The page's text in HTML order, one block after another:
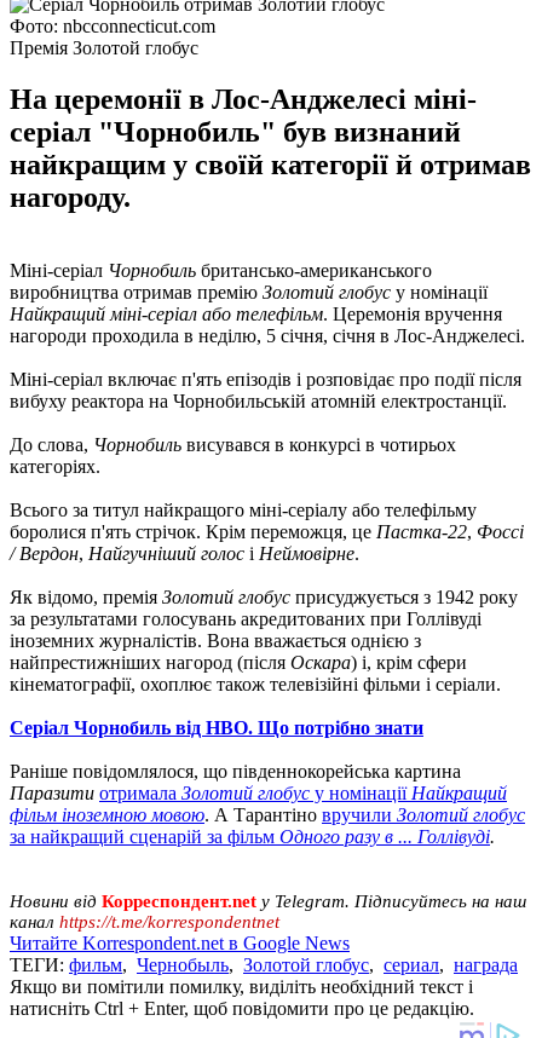
Фото: nbcconnecticut.com
Премія Золотой глобус
На церемонії в Лос-Анджелесі міні-
серіал "Чорнобиль" був визнаний
найкращим у своїй категорії й отримав
нагороду.
Міні-серіал Чорнобиль британсько-американського
виробництва отримав премію Золотий глобус у номінації
Найкращий міні-серіал або телефільм. Церемонія вручення
нагороди проходила в неділю, 5 січня, січня в Лос-Анджелесі.
Міні-серіал включає п'ять епізодів і розповідає про події після
вибуху реактора на Чорнобильській атомній електростанції.
До слова, Чорнобиль висувався в конкурсі в чотирьох
категоріях.
Всього за титул найкращого міні-серіалу або телефільму
боролися п'ять стрічок. Крім переможця, це Пастка-22, Фоссі
/ Вердон, Найгучніший голос і Неймовірне.
Як відомо, премія Золотий глобус присуджується з 1942 року
за результатами голосувань акредитованих при Голлівуді
іноземних журналістів. Вона вважається однією з
найпрестижніших нагород (після Оскара) і, крім сфери
кінематографії, охоплює також телевізійні фільми і серіали.
Серіал Чорнобиль від HBO. Що потрібно знати
Раніше повідомлялося, що південнокорейська картина
Паразити отримала Золотий глобус у номінації Найкращий
фільм іноземною мовою. А Тарантіно вручили Золотий глобус
за найкращий сценарій за фільм Одного разу в ... Голлівуді.
Новини від Корреспондент.net у Telegram. Підписуйтесь на наш
канал https://t.me/korrespondentnet
Читайте Korrespondent.net в Google News
ТЕГИ: фильм, Чернобыль, Золотой глобус, сериал, награда
Якщо ви помітили помилку, виділіть необхідний текст і
натисніть Ctrl + Enter, щоб повідомити про це редакцію.